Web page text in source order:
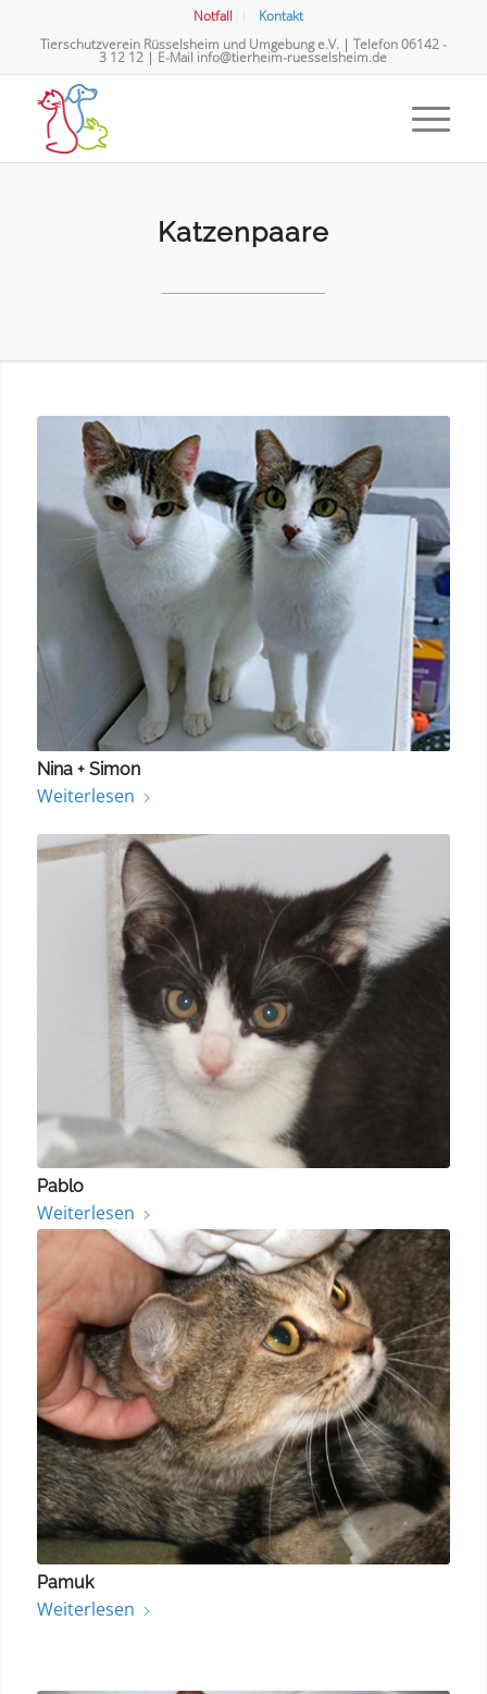
Notfall
Kontakt
Tierschutzverein Rüsselsheim und Umgebung e.V. | Telefon06142 -
3 12 12 | E-Mail info@tierheim-ruesselsheim.de
Katzenpaare
Nina + Simon
Weiterlesen
Pablo
Weiterlesen
Pamuk
Weiterlesen